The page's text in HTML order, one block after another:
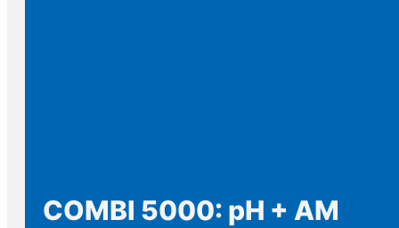
COMBI 5000: pH + AM